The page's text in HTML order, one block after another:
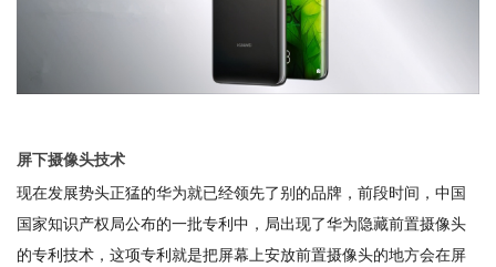
屏下摄像头技术
现在发展势头正猛的华为就已经领先了别的品牌，前段时间，中国
国家知识产权局公布的一批专利中，局出现了华为隐藏前置摄像头
的专利技术，这项专利就是把屏幕上安放前置摄像头的地方会在屏